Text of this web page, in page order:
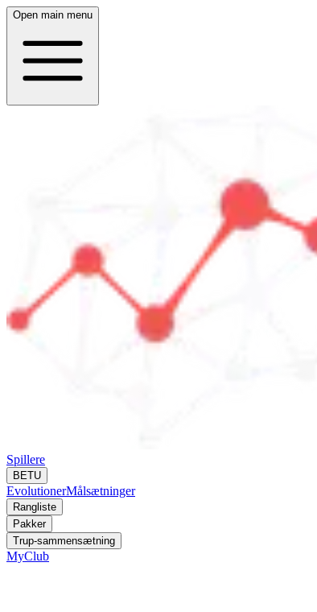
Open main menu
Spillere
BETU
EvolutionerMålsætninger
Rangliste
Pakker
Trup-sammensætning
MyClub